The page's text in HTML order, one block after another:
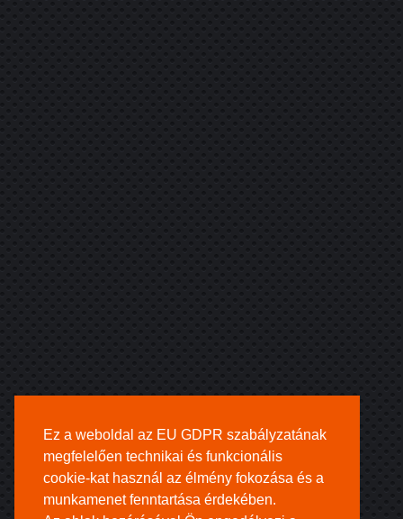
Ez a weboldal az EU GDPR szabályzatának
megfelelően technikai és funkcionális
cookie-kat használ az élmény fokozása és a
munkamenet fenntartása érdekében.